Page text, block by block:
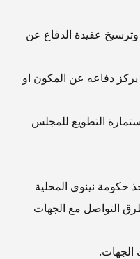
عقيدة الدفاع عن
يركز دفاعه عن المكون او
التطويع للمجلس
حكومة نينوى المحلية
التواصل مع الجهات
الجهات.